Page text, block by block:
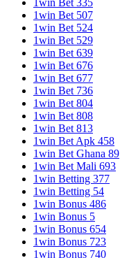
1win Bet 335
1win Bet 507
1win Bet 524
1win Bet 529
1win Bet 639
1win Bet 676
1win Bet 677
1win Bet 736
1win Bet 804
1win Bet 808
1win Bet 813
1win Bet Apk 458
1win Bet Ghana 89
1win Bet Mali 693
1win Betting 377
1win Betting 54
1win Bonus 486
1win Bonus 5
1win Bonus 654
1win Bonus 723
1win Bonus 740